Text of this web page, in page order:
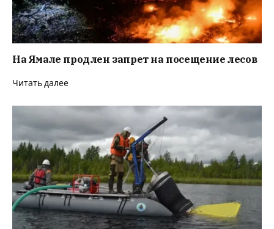
На Ямале продлен запрет на посещение лесов
Читать далее